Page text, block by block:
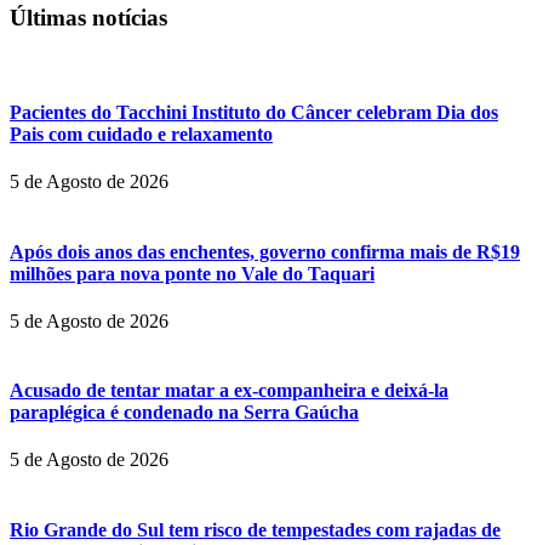
Últimas notícias
Pacientes do Tacchini Instituto do Câncer celebram Dia dos
Pais com cuidado e relaxamento
5 de Agosto de 2026
Após dois anos das enchentes, governo confirma mais de R$19
milhões para nova ponte no Vale do Taquari
5 de Agosto de 2026
Acusado de tentar matar a ex-companheira e deixá-la
paraplégica é condenado na Serra Gaúcha
5 de Agosto de 2026
Rio Grande do Sul tem risco de tempestades com rajadas de